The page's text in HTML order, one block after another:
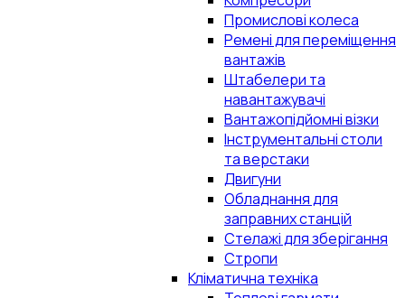
Промислові колеса
Ремені для переміщення
вантажів
Штабелери та
навантажувачі
Вантажопідйомні візки
Інструментальні столи
та верстаки
Двигуни
Обладнання для
заправних станцій
Стелажі для зберігання
Стропи
Кліматична техніка